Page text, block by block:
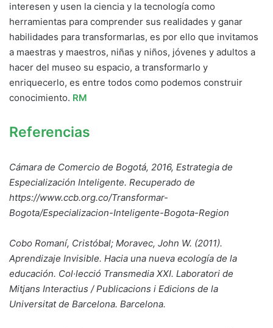
interesen y usen la ciencia y la tecnología como
herramientas para comprender sus realidades y ganar
habilidades para transformarlas, es por ello que invitamos
a maestras y maestros, niñas y niños, jóvenes y adultos a
hacer del museo su espacio, a transformarlo y
enriquecerlo, es entre todos como podemos construir
conocimiento. RM
Referencias
Cámara de Comercio de Bogotá, 2016, Estrategia de
Especialización Inteligente. Recuperado de
https://www.ccb.org.co/Transformar-
Bogota/Especializacion-Inteligente-Bogota-Region
Cobo Romaní, Cristóbal; Moravec, John W. (2011).
Aprendizaje Invisible. Hacia una nueva ecología de la
educación. Col·lecció Transmedia XXI. Laboratori de
Mitjans Interactius / Publicacions i Edicions de la
Universitat de Barcelona. Barcelona.